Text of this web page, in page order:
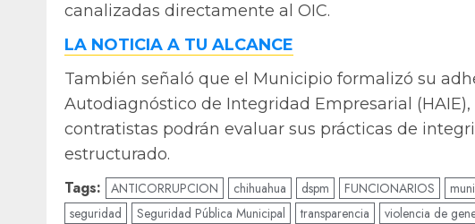
canalizadas directamente al OIC.
LA NOTICIA A TU ALCANCE
También señaló que el Municipio formalizó su
Autodiagnóstico de Integridad Empresarial
contratistas podrán evaluar sus prácticas de
estructurado.
Tags: ANTICORRUPCION chihuahua dspm FUNCIONARIOS
seguridad
Seguridad Pública Municipal transparencia violencia de